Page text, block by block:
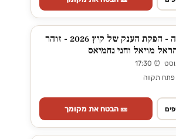
בת הים הקטנה - הפקת הענק של קיץ 2026 - זוהר
מויאל וחני נחמיאס
תקווה
🎫 הבטח את מקומך